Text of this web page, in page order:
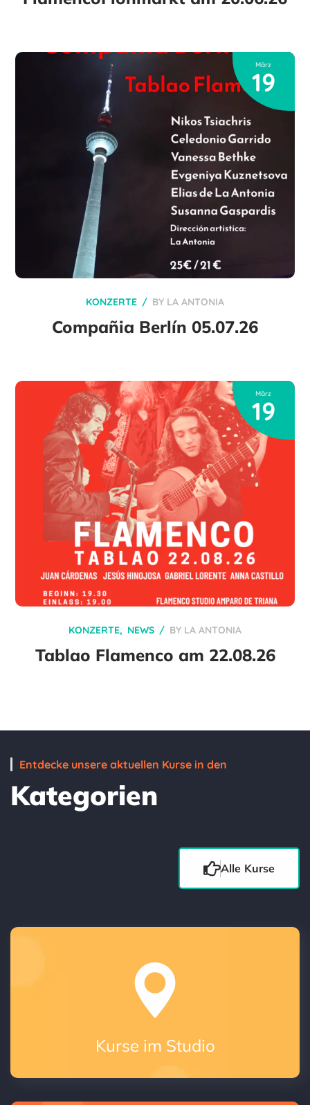
März
19
KONZERTE BY LA ANTONIA
Compañia Berlín 05.07.26
März
19
KONZERTE NEWS BY LA ANTONIA
Tablao Flamenco am 22.08.26
Entdecke unsere aktuellen Kurse in den
Kategorien
Alle Kurse
Kurse im Studio